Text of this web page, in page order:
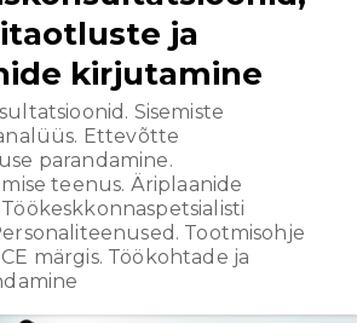
ja
kirjutamine
Sisemiste
Ettevõtte
parandamine.
teenus. Äriplaanide
Tootmisohje
märgis. Töökohtade ja